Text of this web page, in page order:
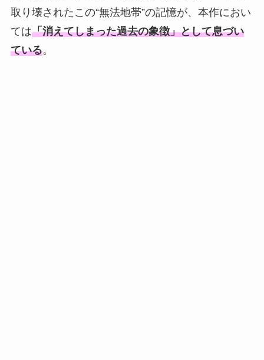
取り壊されたこの“無法地帯”の記憶が、本作におい
ては「消えてしまった過去の象徴」として息づい
ている。